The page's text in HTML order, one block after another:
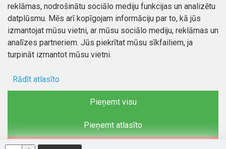
Mans profils
Mans profils
Pasūtījumi
Privātuma politika
Kontakti
Autortiesības © 2026, www.autobode.lv, Visas tiesības
reklāmas, nodrošinātu sociālo mediju funkcijas un analizētu
datplūsmu. Mēs arī kopīgojam informāciju par to, kā jūs
izmantojat mūsu vietni, ar mūsu sociālo mediju, reklāmas un
analīzes partneriem. Jūs piekrītat mūsu sīkfailiem, ja
turpināt izmantot mūsu vietni.
Rādīt atlasīto
Reklāmas personalizēšana
Pieņemt visu
Pieņemt atlasīto